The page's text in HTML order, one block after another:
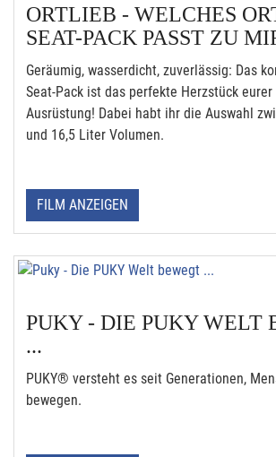
ORTLIEB - WELCHES
SEAT-PACK PASST ZU
Geräumig, wasserdicht, zuverlässig: Das
Seat-Pack ist das perfekte Herzstück
Ausrüstung! Dabei habt ihr die Auswahl
und 16,5 Liter Volumen.
FILM ANZEIGEN
PUKY - DIE PUKY WELT
...
PUKY® versteht es seit Generationen,
bewegen.